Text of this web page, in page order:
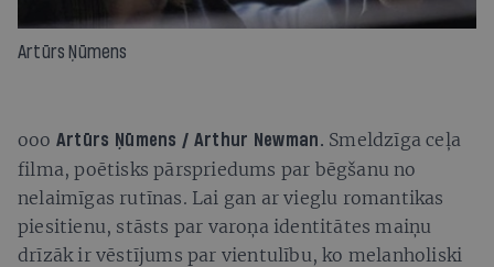
Artūrs Ņūmens
ooo Artūrs Ņūmens / Arthur Newman. Smeldzīga ceļa
filma, poētisks pārspriedums par bēgšanu no
nelaimīgas rutīnas. Lai gan ar vieglu romantikas
piesitienu, stāsts par varoņa identitātes maiņu
drīzāk ir vēstījums par vientulību, ko melanholiski